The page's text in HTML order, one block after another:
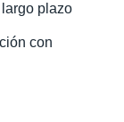
plazo
con